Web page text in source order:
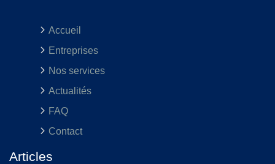
Accueil
Entreprises
Nos services
Actualités
FAQ
Contact
Articles